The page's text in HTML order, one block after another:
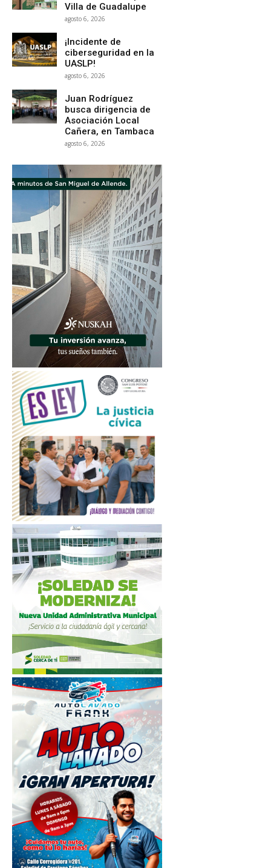
Villa de Guadalupe
agosto 6, 2026
¡Incidente de
ciberseguridad en la
UASLP!
agosto 6, 2026
Juan Rodríguez
busca dirigencia de
Asociación Local
Cañera, en Tambaca
agosto 6, 2026